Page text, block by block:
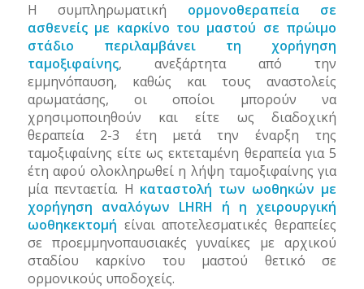
Η συμπληρωματική ορμονοθεραπεία σε
ασθενείς με καρκίνο του μαστού σε πρώιμο
στάδιο περιλαμβάνει τη χορήγηση
ταμοξιφαίνης, ανεξάρτητα από την
εμμηνόπαυση, καθώς και τους αναστολείς
αρωματάσης, οι οποίοι μπορούν να
χρησιμοποιηθούν και είτε ως διαδοχική
θεραπεία 2-3 έτη μετά την έναρξη της
ταμοξιφαίνης είτε ως εκτεταμένη θεραπεία για 5
έτη αφού ολοκληρωθεί η λήψη ταμοξιφαίνης για
μία πενταετία. Η καταστολή των ωοθηκών με
χορήγηση αναλόγων LHRH ή η χειρουργική
ωοθηκεκτομή είναι αποτελεσματικές θεραπείες
σε προεμμηνοπαυσιακές γυναίκες με αρχικού
σταδίου καρκίνο του μαστού θετικό σε
ορμονικούς υποδοχείς.